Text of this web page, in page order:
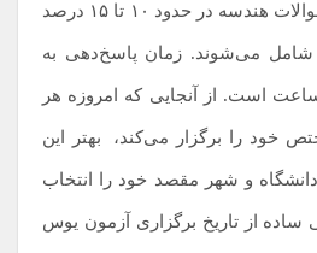
در کنار موارد فوق هم سوالات هندسه در حدود ۱۰ تا ۱۵ درصد
شامل می‌شوند. زمان پاسخ‌دهی به
آزمون یوس ۲ ساعت است. از آنجایی که امروزه هر
خود را برگزار می‌کند، بهتر این
و شهر مقصد خود را انتخاب
از تاریخ برگزاری آزمون یوس